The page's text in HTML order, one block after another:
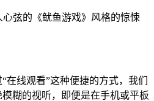
弦的《鱿鱼游戏》风格的惊悚
线观看”这种便捷的方式，我们
糊的视听，即便是在手机或平板